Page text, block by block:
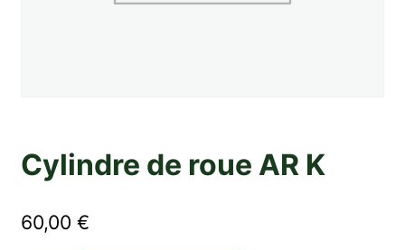
Cylindre de roue AR K
60,00 €